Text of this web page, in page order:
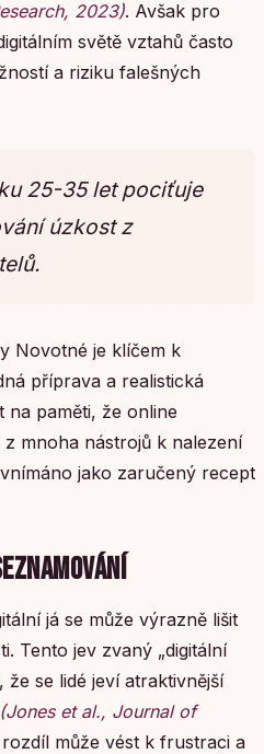
2023). Avšak pro
světě vztahů často
a riziku falešných
25-35 let pociťuje
úzkost z
Novotné je klíčem k
příprava a realistická
na paměti, že online
mnoha nástrojů k nalezení
jako zaručený recept
já se může výrazně lišit
Tento jev zvaný „digitální
že se lidé jeví atraktivnější
(Jones et al., Journal of
může vést k frustraci a